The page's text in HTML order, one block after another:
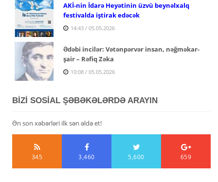
AKİ-nin İdarə Heyətinin üzvü beynəlxalq
festivalda iştirak edəcək
14:43 / 05.05.2026
Ədəbi incilər: Vətənpərvər insan, nəğməkar-
şair – Rəfiq Zəka
10:08 / 05.05.2026
BİZİ SOSİAL ŞƏBƏKƏLƏRDƏ ARAYIN
Ən son xəbərləri ilk sən əldə et!
345 3,460 5,600 659